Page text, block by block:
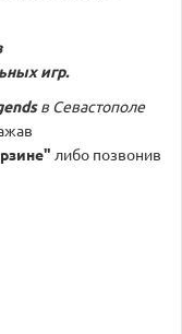
игр.
в Севастополе
либо позвонив